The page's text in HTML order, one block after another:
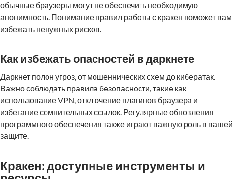
обычные браузеры могут не обеспечить необходимую
анонимность. Понимание правил работы с кракен поможет вам
избежать ненужных рисков.
Как избежать опасностей в даркнете
Даркнет полон угроз, от мошеннических схем до кибератак.
Важно соблюдать правила безопасности, такие как
использование VPN, отключение плагинов браузера и
избегание сомнительных ссылок. Регулярные обновления
программного обеспечения также играют важную роль в вашей
защите.
Кракен: доступные инструменты и